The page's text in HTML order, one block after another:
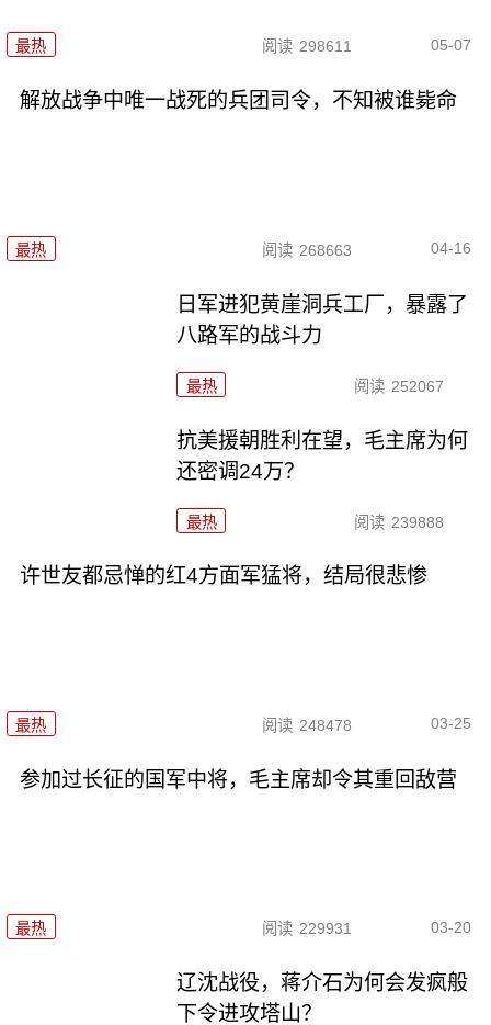
最热 阅读 298611 05-07
解放战争中唯一战死的兵团司令，不知被谁毙命
最热 阅读 268663 04-16
日军进犯黄崖洞兵工厂，暴露了
八路军的战斗力
最热 阅读 252067
抗美援朝胜利在望，毛主席为何
还密调24万？
最热 阅读 239888
许世友都忌惮的红4方面军猛将，结局很悲惨
最热 阅读 248478 03-25
参加过长征的国军中将，毛主席却令其重回敌营
最热 阅读 229931 03-20
辽沈战役，蒋介石为何会发疯般
下令进攻塔山？